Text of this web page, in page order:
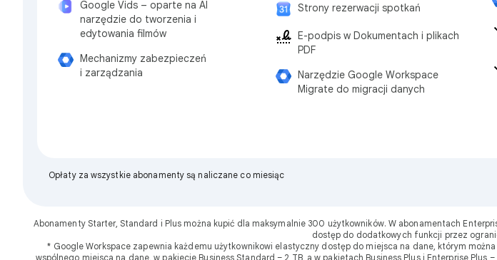
Google Vids – oparte na AI
narzędzie do tworzenia i
edytowania filmów
Mechanizmy zabezpieczeń
i zarządzania
Strony rezerwacji spotkań
E-podpis w Dokumentach i plikach
PDF
Narzędzie Google Workspace
Migrate do migracji danych
Opłaty za wszystkie abonamenty są naliczane co miesiąc
Abonamenty Starter, Standard i Plus można kupić dla maksymalnie 300 użytkowników. W abonamentach
dostęp do dodatkowych funkcji przez
* Google Workspace zapewnia każdemu użytkownikowi elastyczny dostęp do miejsca na dane, którym
wspólnego miejsca na dane, w pakiecie Business Standard – 2 TB, a w pakietach Business Plus i Enterprise